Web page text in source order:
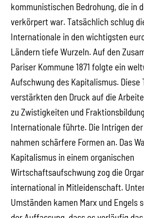
kommunistischen Bedrohung, die in
verkörpert war. Tatsächlich schlug
Internationale in den wichtigsten
Ländern tiefe Wurzeln. Auf den
Pariser Kommune 1871 folgte ein
Aufschwung des Kapitalismus. Diese
verstärkten den Druck auf die
zu Zwistigkeiten und
Internationale führte. Die Intrigen
nahmen schärfere Formen an. Das
Kapitalismus in einem organischen
Wirtschaftsaufschwung zog die
international in Mitleidenschaft.
Umständen kamen Marx und Engels